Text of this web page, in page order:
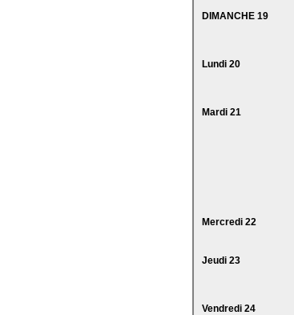
DIMANCHE 19
Lundi 20
Mardi 21
Mercredi 22
Jeudi 23
Vendredi 24